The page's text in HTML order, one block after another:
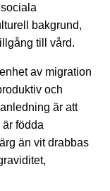
bakgrund,
till vård.
av migration
och
är att
födda
än vit drabbas